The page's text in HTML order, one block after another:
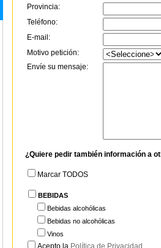
Provincia:
Teléfono:
E-mail:
Motivo petición:
Envíe su mensaje:
¿Quiere pedir también información a
Marcar TODOS
BEBIDAS
Bebidas alcohólicas
Bebidas no alcohólicas
Vinos
Acepto la Política de Privacidad